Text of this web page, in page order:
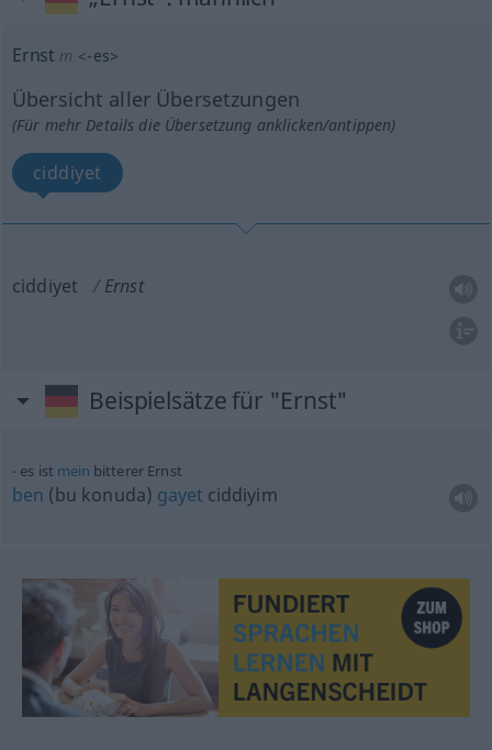
Ernst m <-es>
Übersicht aller Übersetzungen
(Für mehr Details die Übersetzung anklicken/antippen)
ciddiyet
ciddiyet Ernst
Beispielsätze für "Ernst"
es ist mein bitterer Ernst
ben (bu konuda) gayet ciddiyim